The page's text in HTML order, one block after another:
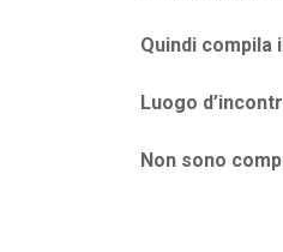
Quindi compila
Luogo
Non sono